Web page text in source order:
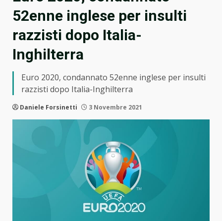
52enne inglese per insulti
razzisti dopo Italia-
Inghilterra
Euro 2020, condannato 52enne inglese per insulti
razzisti dopo Italia-Inghilterra
Daniele Forsinetti 3 Novembre 2021